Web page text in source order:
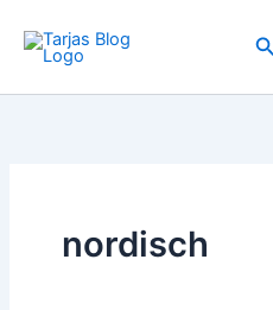
Inhalt
springen
nordisch